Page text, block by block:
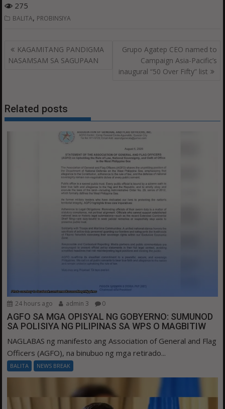
275
BALITA, PROBINSIYA
Post
navigation
KAGAMITANG PANDIGMA
NASAMSAM SA SAGUPAAN
Grupo Agatep CEO named to
Campaign Asia-Pacific’s
inaugural “50 Over Fifty” list
Related posts
24 hours ago admin 3 0
AGFO SA MGA OPISYAL NG GOBYERNO: SUMUNOD
SA POLISIYA NG PILIPINAS SA WPS O MAGBITIW
NAGLABAS ng manifesto ang Association of General and Flag
Officers (AGFO), na binubuo ng mga retirado...
BALITA NEWS BREAK